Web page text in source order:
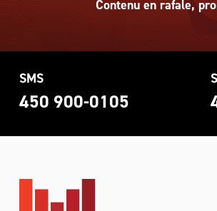
Contenu en rafale,
SMS
450 900-0105